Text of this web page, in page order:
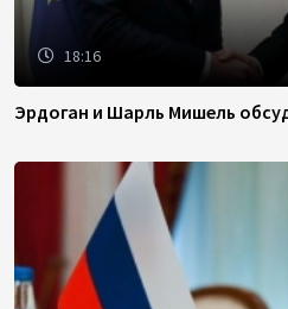
18:16
Эрдоган и Шарль Мишель